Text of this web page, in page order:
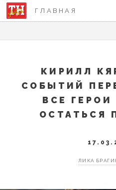
ГЛАВНАЯ
КИРИЛЛ
СОБЫТИЙ
ВСЕ ГЕРОИ
ОСТАТЬСЯ
ЛИКА